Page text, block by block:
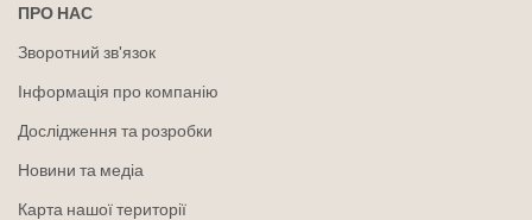
ПРО НАС
Зворотний зв'язок
Інформація про компанію
Дослідження та розробки
Новини та медіа
Карта нашої території